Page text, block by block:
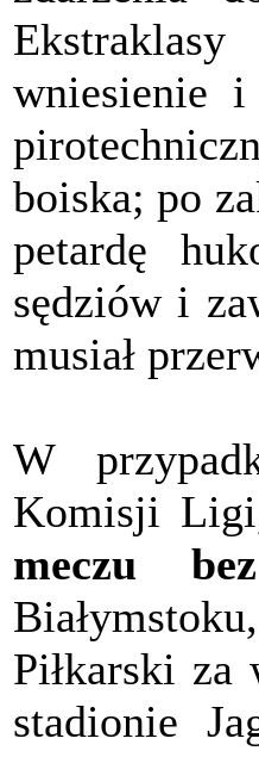
wniesienie
boiska; po
petardę
sędziów i
musiał
W
Komisji
meczu
Piłkarski za
stadionie